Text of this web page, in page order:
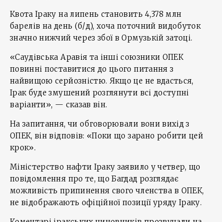
Квота Іраку на липень становить 4,378 млн
барелів на день (б/д), хоча поточний видобуток
значно нижчий через збої в Ормузькій затоці.
«Саудівська Аравія та інші союзники ОПЕК
повинні поставитися до цього питання з
найвищою серйозністю. Якщо це не вдасться,
Ірак буде змушений розглянути всі доступні
варіанти», — сказав він.
На запитання, чи обговорювали вони вихід з
ОПЕК, він відповів: «Поки що зарано робити цей
крок».
Міністерство нафти Іраку заявило у четвер, що
повідомлення про те, що Багдад розглядає
можливість припинення свого членства в ОПЕК,
не відображають офіційної позиції уряду Іраку.